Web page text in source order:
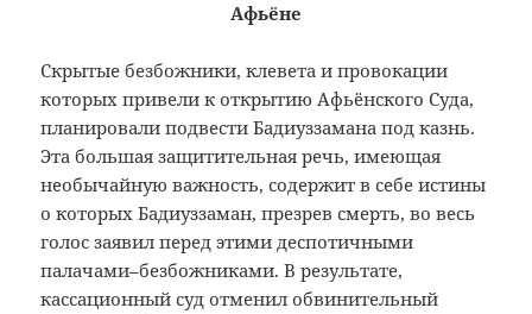
Афьёне
Скрытые безбожники, клевета и провокации
которых привели к открытию Афьёнского Суда,
планировали подвести Бадиуззамана под казнь.
Эта большая защитительная речь, имеющая
необычайную важность, содержит в себе истины
о которых Бадиуззаман, презрев смерть, во весь
голос заявил перед этими деспотичными
палачами–безбожниками. В результате,
кассационный суд отменил обвинительный